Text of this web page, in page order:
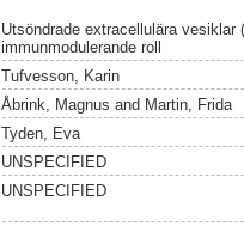
Utsöndrade extracellulära
immunmodulerande roll
Tufvesson, Karin
Åbrink, Magnus and Martin, Frida
Tyden, Eva
UNSPECIFIED
UNSPECIFIED